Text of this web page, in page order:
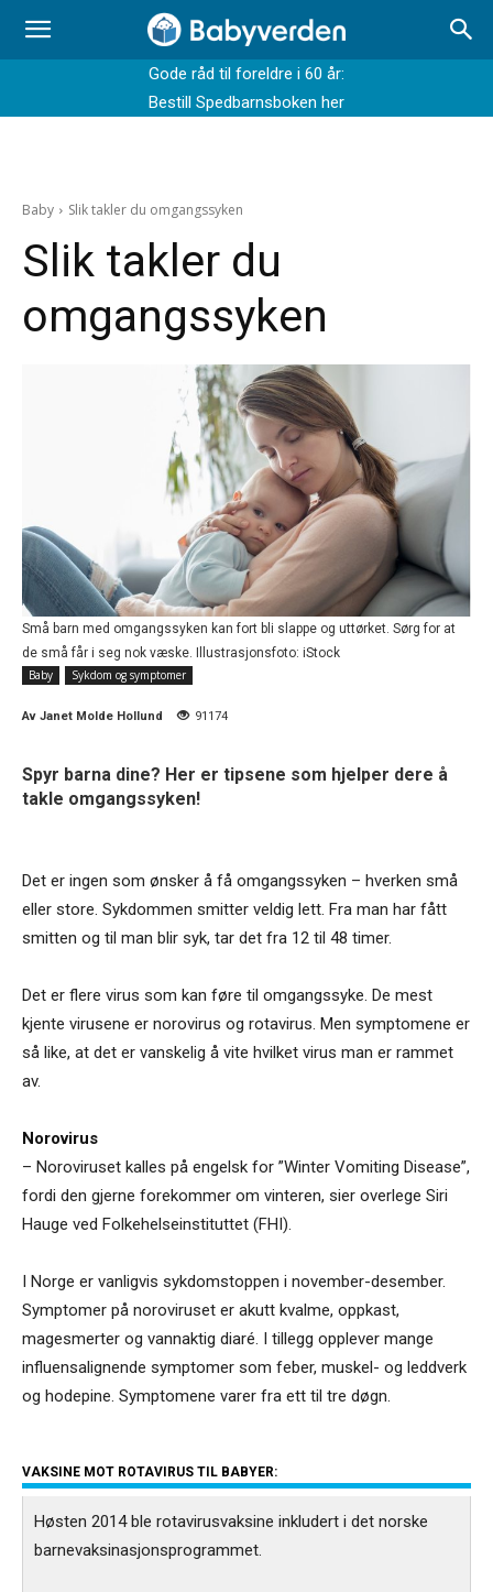
Gode råd til foreldre i 60 år:
Bestill Spedbarnsboken her
Baby Slik takler du omgangssyken
Slik takler du
omgangssyken
Små barn med omgangssyken kan fort bli slappe og uttørket. Sørg for at
de små får i seg nok væske. Illustrasjonsfoto: iStock
Baby
Sykdom og symptomer
Av Janet Molde Hollund 91174
Spyr barna dine? Her er tipsene som hjelper dere å
takle omgangssyken!
Det er ingen som ønsker å få omgangssyken – hverken små
eller store. Sykdommen smitter veldig lett. Fra man har fått
smitten og til man blir syk, tar det fra 12 til 48 timer.
Det er flere virus som kan føre til omgangssyke. De mest
kjente virusene er norovirus og rotavirus. Men symptomene er
så like, at det er vanskelig å vite hvilket virus man er rammet
av.
Norovirus
– Noroviruset kalles på engelsk for ”Winter Vomiting Disease”,
fordi den gjerne forekommer om vinteren, sier overlege Siri
Hauge ved Folkehelseinstituttet (FHI).
I Norge er vanligvis sykdomstoppen i november-desember.
Symptomer på noroviruset er akutt kvalme, oppkast,
magesmerter og vannaktig diaré. I tillegg opplever mange
influensalignende symptomer som feber, muskel- og leddverk
og hodepine. Symptomene varer fra ett til tre døgn.
VAKSINE MOT ROTAVIRUS TIL BABYER:
Høsten 2014 ble rotavirusvaksine inkludert i det norske
barnevaksinasjonsprogrammet.